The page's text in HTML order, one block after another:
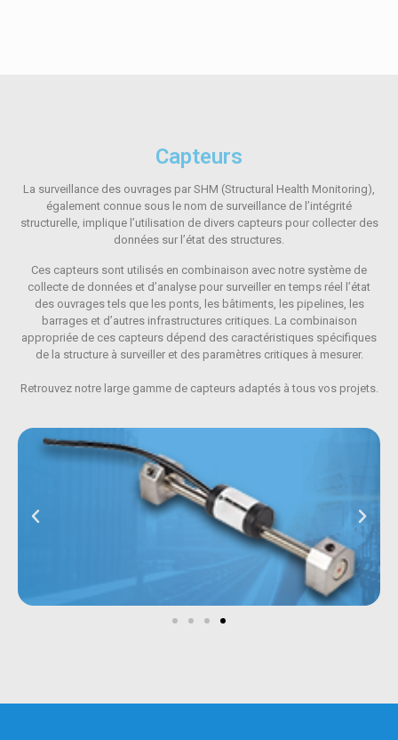
Capteurs
La surveillance des ouvrages par SHM (Structural Health Monitoring),
également connue sous le nom de surveillance de l’intégrité
structurelle, implique l’utilisation de divers capteurs pour collecter des
données sur l’état des structures.
Ces capteurs sont utilisés en combinaison avec notre système de
collecte de données et d’analyse pour surveiller en temps réel l’état
des ouvrages tels que les ponts, les bâtiments, les pipelines, les
barrages et d’autres infrastructures critiques. La combinaison
appropriée de ces capteurs dépend des caractéristiques spécifiques
de la structure à surveiller et des paramètres critiques à mesurer.
Retrouvez notre large gamme de capteurs adaptés à tous vos projets.